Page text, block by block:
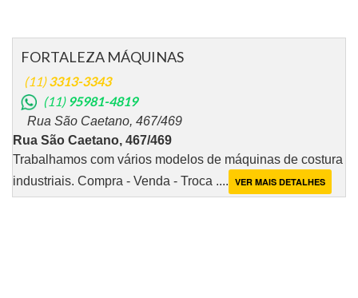
FORTALEZA MÁQUINAS
(11)3313-3343
(11) 95981-4819
Rua São Caetano, 467/469
Rua São Caetano, 467/469
Trabalhamos com vários modelos de máquinas de costura
industriais. Compra - Venda - Troca .... VER MAIS DETALHES